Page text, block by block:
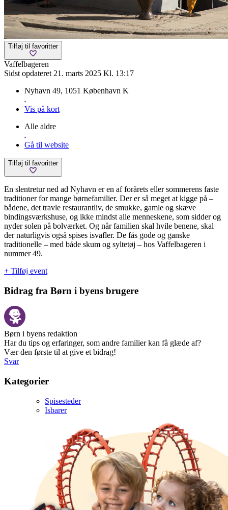
Tilføj til favoritter
Vaffelbageren
Sidst opdateret 21. marts 2025 Kl. 13:17
Nyhavn 49, 1051 København K
Vis på kort
Alle aldre
Gå til website
Tilføj til favoritter
En slentretur ned ad Nyhavn er en af forårets eller sommerens faste
traditioner for mange børnefamilier. Der er så meget at kigge på –
bådene, det travle restaurantliv, de smukke, gamle og skæve
bindingsværkshuse, og ikke mindst alle menneskene, som sidder og
nyder solen på bolværket. Og når familien skal hvile benene, skal
der naturligvis også spises isvafler. De fås gode og ganske
traditionelle – med både skum og syltetøj – hos Vaffelbageren i
nummer 49.
+ Tilføj event
Bidrag fra Børn i byens brugere
Børn i byens redaktion
Har du tips og erfaringer, som andre familier kan få glæde af?
Vær den første til at give et bidrag!
Svar
Kategorier
Spisesteder
Isbarer